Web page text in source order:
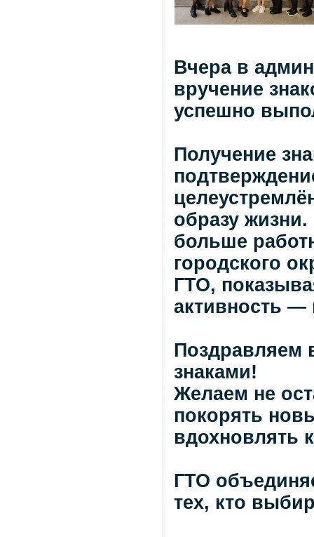
Вчера в
вручение
успешно
Получение
образу
больше
городского
ГТО,
активность —
Поздравляем
знаками!
Желаем не
покорять
вдохновлять
ГТО
тех, кто